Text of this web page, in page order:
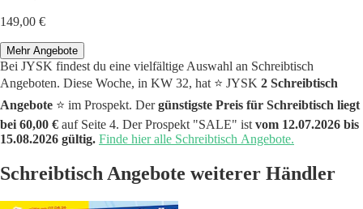
149,00 €
Mehr Angebote
Bei JYSK findest du eine vielfältige Auswahl an Schreibtisch
Angeboten. Diese Woche, in KW 32, hat ⭐️ JYSK 2 Schreibtisch
Angebote ⭐️ im Prospekt. Dergünstigste Preis für Schreibtisch liegt
bei 60,00 € auf Seite 4. Der Prospekt "SALE" ist vom 12.07.2026 bis
15.08.2026 gültig. Finde hier alle Schreibtisch Angebote.
Schreibtisch Angebote weiterer Händler